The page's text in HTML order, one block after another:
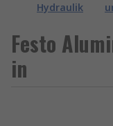
Hydraulik
Festo
in